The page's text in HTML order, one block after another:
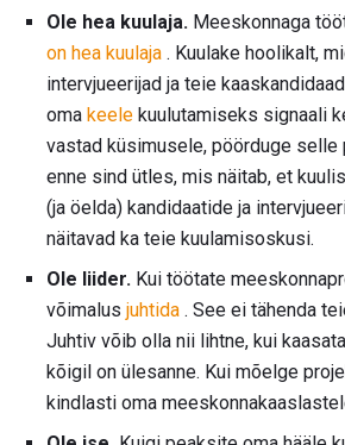
Ole hea kuulaja. Meeskonnaga
on hea kuulaja . Kuulake hoolikalt,
intervjueerijad ja teie
oma keele kuulutamiseks signaali
vastad küsimusele, pöörduge selle
enne sind ütles, mis näitab, et
(ja öelda) kandidaatide ja
näitavad ka teie kuulamisoskusi.
Ole liider. Kui töötate
võimalus juhtida . See ei tähenda
Juhtiv võib olla nii lihtne, kui
kõigil on ülesanne. Kui mõelge
kindlasti oma